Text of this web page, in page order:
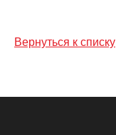
Вернуться к списку